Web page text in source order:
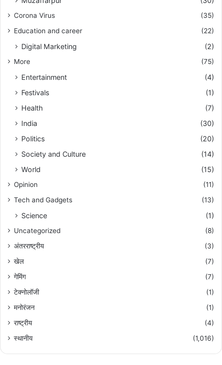
Corona Virus
(35)
Education and career
(22)
Digital Marketing (2)
More (75)
Entertainment
(4)
Festivals
(1)
Health
(7)
India
(30)
Politics
(20)
Society and Culture
(14)
World
(15)
Opinion
(11)
Tech and Gadgets
(13)
Science (1)
Uncategorized
(8)
अंतरराष्ट्रीय
(3)
खेल
(7)
गेमिंग
(7)
टेक्नोलॉजी
(1)
मनोरंजन
(1)
राष्ट्रीय
(4)
स्थानीय
(1,016)